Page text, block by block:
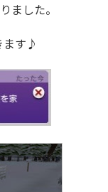
ました。
ます♪